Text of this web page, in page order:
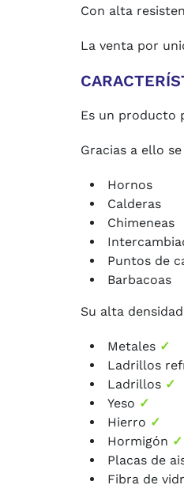
Con alta
La venta por
Es un producto
Gracias a ello
Hornos
Calderas
Chimeneas
Puntos de
Barbacoas
Su alta
Metales ✓
Ladrillos
Ladrillos ✓
Yeso ✓
Hierro ✓
Hormigón ✓
Placas de
Fibra de